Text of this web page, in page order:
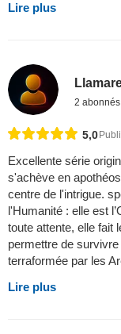
Lire plus
2 abonnés
5,0
Excellente série
s'achève en
centre de l'intrigue.
l'Humanité : elle est
toute attente, elle fait
permettre de
terraformée par les
Lire plus